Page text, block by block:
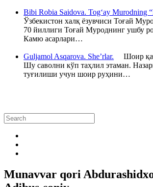
Bibi Robia Saidova. Tog‘ay Murodning
Ўзбекистон халқ ёзувчиси Тоғай
70 йиллиги Тоғай Муроднинг ушбу
Камю асарлари…
Guljamol Asqarova. She’rlar. Шоир
Шу саволни кўп таҳлил этаман.
туғилиши учун шоир руҳини…
Munavvar qori